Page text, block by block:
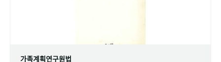
가족계획연구원법